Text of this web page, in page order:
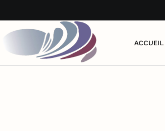
Accéder au contenu principal
ACCUEIL